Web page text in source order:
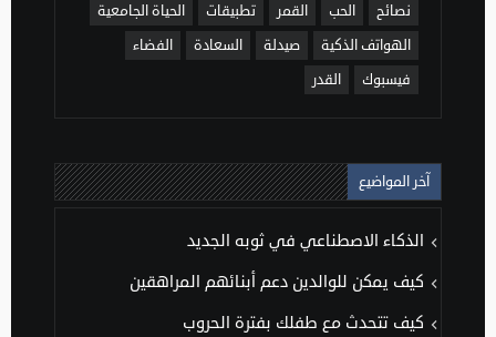
نصائح
الحب القمر تطبيقات
الحياة الجامعية
الهواتف الذكية
صيدلة السعادة
الفضاء
فيسبوك
القدر
آخر المواضيع
الذكاء الاصطناعي في ثوبه الجديد
كيف يمكن للوالدين دعم أبنائهم المراهقين
كيف تتحدث مع طفلك بفترة الحروب